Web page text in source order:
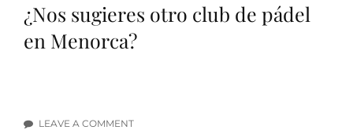
¿Nos sugieres otro club de pádel
en Menorca?
LEAVE A COMMENT